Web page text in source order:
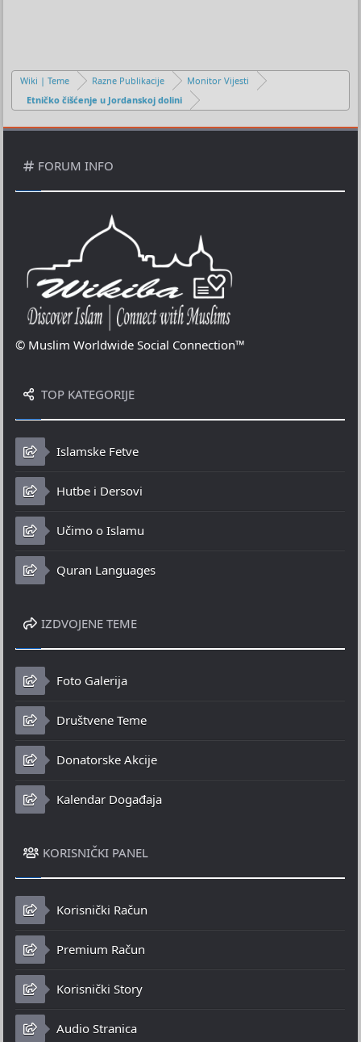
Wiki | Teme Razne Publikacije
Monitor Vijesti
Etničko čišćenje u Jordanskoj dolini
FORUM INFO
© Muslim Worldwide Social Connection™
TOP KATEGORIJE
Islamske Fetve
Hutbe i Dersovi
Učimo o Islamu
Quran Languages
IZDVOJENE TEME
Foto Galerija
Društvene Teme
Donatorske Akcije
Kalendar Događaja
KORISNIČKI PANEL
Korisnički Račun
Premium Račun
Korisnički Story
Audio Stranica